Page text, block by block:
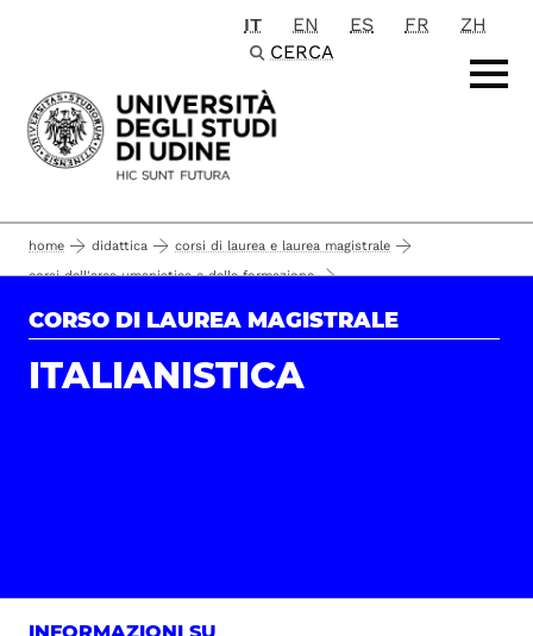
Passa al contenuto principale
IT EN ES FR
ZH
CERCA
home didattica
corsi di laurea e laurea magistrale
corsi dell'area umanistica e della formazione
il corso piano di studio
CORSO DI LAUREA MAGISTRALE
ITALIANISTICA